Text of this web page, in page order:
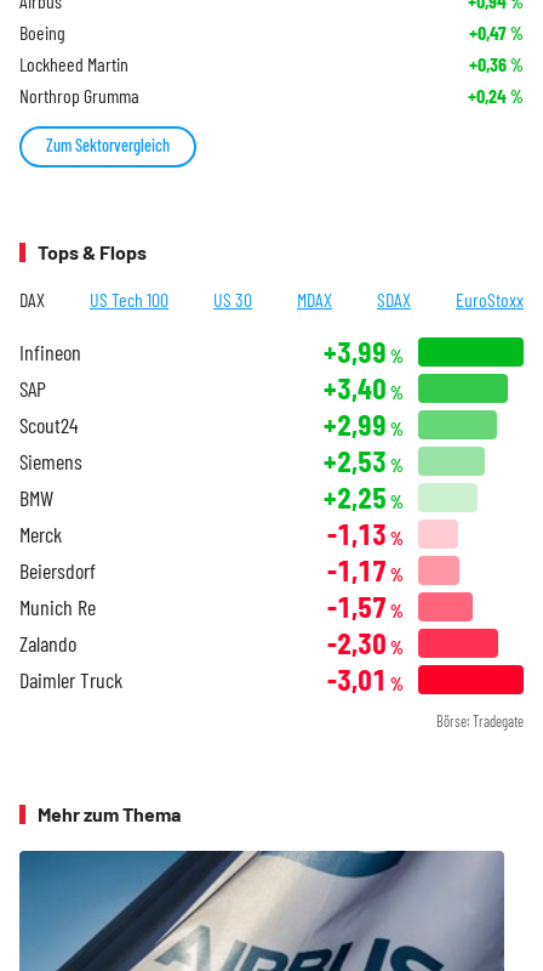
Boeing +0,47%
Lockheed Martin +0,36%
Northrop Grumma +0,24%
Zum Sektorvergleich
Tops & Flops
DAX US Tech 100 US 30 MDAX SDAX EuroStoxx
Infineon +3,99 %
SAP +3,40 %
Scout24 +2,99 %
Siemens +2,53 %
BMW +2,25 %
Merck -1,13 %
Beiersdorf -1,17 %
Munich Re -1,57 %
Zalando -2,30 %
Daimler Truck -3,01 %
Börse: Tradegate
Mehr zum Thema